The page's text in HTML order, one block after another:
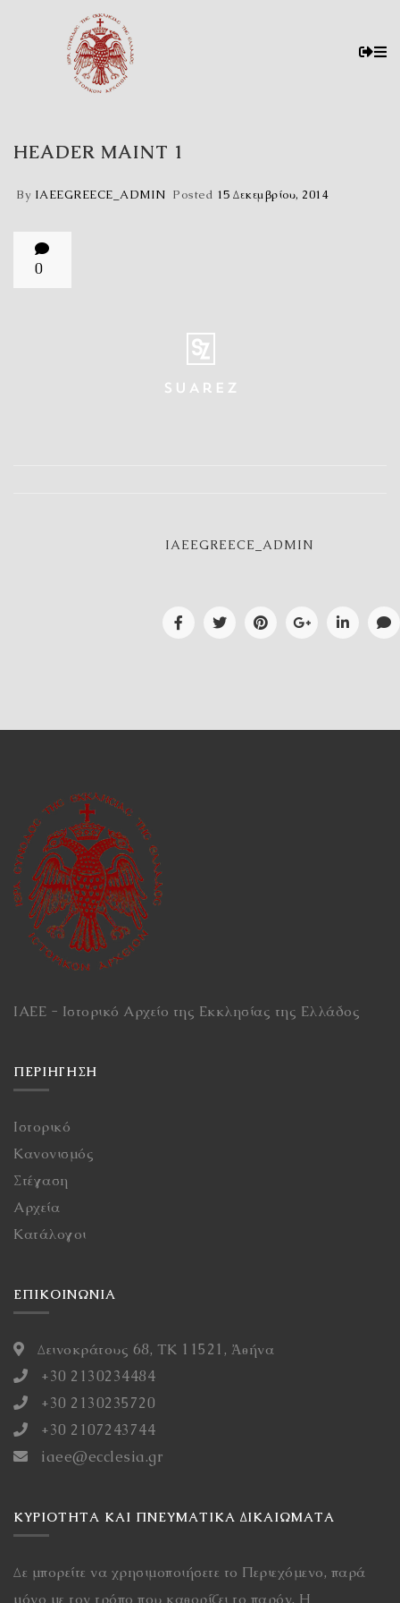
HEADER MAINT 1
By IAEEGREECE_ADMIN Posted 15 Δεκεμβρίου, 2014
0
IAEEGREECE_ADMIN
ΙΑΕΕ - Ιστορικό Αρχείο της Εκκλησίας της Ελλάδος
ΠΕΡΙΉΓΗΣΗ
Ιστορικό
Κανονισμός
Στέγαση
Αρχεία
Κατάλογοι
ΕΠΙΚΟΙΝΩΝΙΑ
Δεινοκράτους 68, ΤΚ 11521, Ἀθήνα
+30 2130234484
+30 2130235720
+30 2107243744
iaee@ecclesia.gr
ΚΥΡΙΌΤΗΤΑ ΚΑΙ ΠΝΕΥΜΑΤΙΚΆ ΔΙΚΑΙΏΜΑΤΑ
Δε μπορείτε να χρησιμοποιήσετε το Περιεχόμενο, παρά
μόνο με τον τρόπο που καθορίζει το παρόν. Η